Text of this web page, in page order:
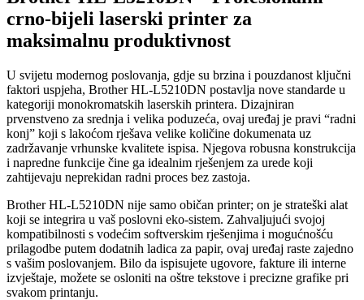
crno-bijeli laserski printer za
maksimalnu produktivnost
U svijetu modernog poslovanja, gdje su brzina i pouzdanost ključni
faktori uspjeha, Brother HL-L5210DN postavlja nove standarde u
kategoriji monokromatskih laserskih printera. Dizajniran
prvenstveno za srednja i velika poduzeća, ovaj uređaj je pravi “radni
konj” koji s lakoćom rješava velike količine dokumenata uz
zadržavanje vrhunske kvalitete ispisa. Njegova robusna konstrukcija
i napredne funkcije čine ga idealnim rješenjem za urede koji
zahtijevaju neprekidan radni proces bez zastoja.
Brother HL-L5210DN nije samo običan printer; on je strateški alat
koji se integrira u vaš poslovni eko-sistem. Zahvaljujući svojoj
kompatibilnosti s vodećim softverskim rješenjima i mogućnošću
prilagodbe putem dodatnih ladica za papir, ovaj uređaj raste zajedno
s vašim poslovanjem. Bilo da ispisujete ugovore, fakture ili interne
izvještaje, možete se osloniti na oštre tekstove i precizne grafike pri
svakom printanju.